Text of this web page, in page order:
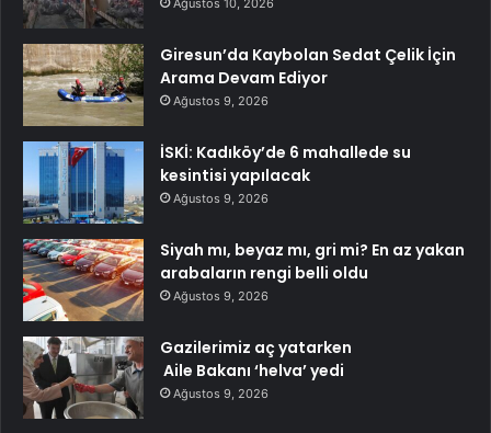
Ağustos 10, 2026
Giresun’da Kaybolan Sedat Çelik İçin
Arama Devam Ediyor
Ağustos 9, 2026
İSKİ: Kadıköy’de 6 mahallede su
kesintisi yapılacak
Ağustos 9, 2026
Siyah mı, beyaz mı, gri mi? En az yakan
arabaların rengi belli oldu
Ağustos 9, 2026
Gazilerimiz aç yatarken
Aile Bakanı ‘helva’ yedi
Ağustos 9, 2026